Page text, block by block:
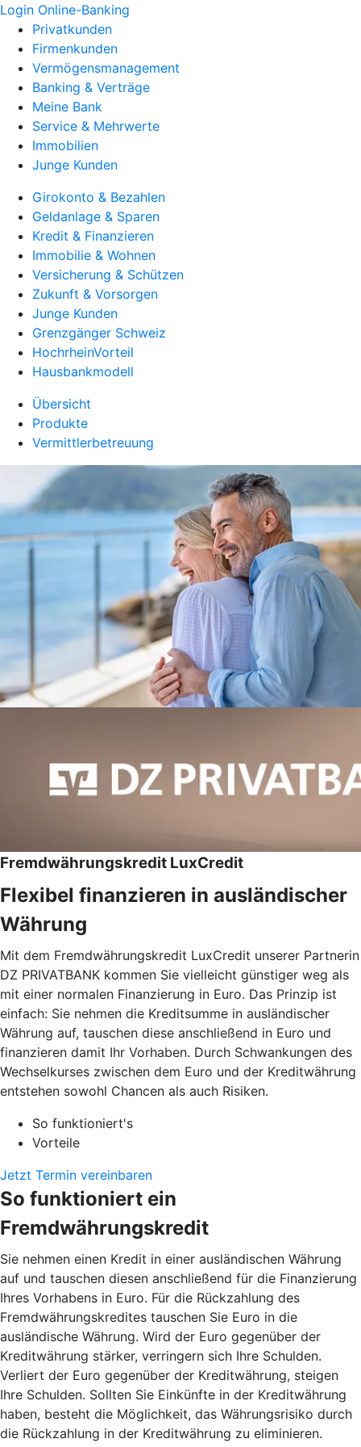
Login Online-Banking
Privatkunden
Firmenkunden
Vermögensmanagement
Banking & Verträge
Meine Bank
Service & Mehrwerte
Immobilien
Junge Kunden
Girokonto & Bezahlen
Geldanlage & Sparen
Kredit & Finanzieren
Immobilie & Wohnen
Versicherung & Schützen
Zukunft & Vorsorgen
Junge Kunden
Grenzgänger Schweiz
HochrheinVorteil
Hausbankmodell
Übersicht
Produkte
Vermittlerbetreuung
Fremdwährungskredit LuxCredit
Flexibel finanzieren in ausländischer
Währung
Mit dem Fremdwährungskredit LuxCredit unserer Partnerin
DZ PRIVATBANK kommen Sie vielleicht günstiger weg als
mit einer normalen Finanzierung in Euro. Das Prinzip ist
einfach: Sie nehmen die Kreditsumme in ausländischer
Währung auf, tauschen diese anschließend in Euro und
finanzieren damit Ihr Vorhaben. Durch Schwankungen des
Wechselkurses zwischen dem Euro und der Kreditwährung
entstehen sowohl Chancen als auch Risiken.
So funktioniert's
Vorteile
Jetzt Termin vereinbaren
So funktioniert ein
Fremdwährungskredit
Sie nehmen einen Kredit in einer ausländischen Währung
auf und tauschen diesen anschließend für die Finanzierung
Ihres Vorhabens in Euro. Für die Rückzahlung des
Fremdwährungskredites tauschen Sie Euro in die
ausländische Währung. Wird der Euro gegenüber der
Kreditwährung stärker, verringern sich Ihre Schulden.
Verliert der Euro gegenüber der Kreditwährung, steigen
Ihre Schulden. Sollten Sie Einkünfte in der Kreditwährung
haben, besteht die Möglichkeit, das Währungsrisiko durch
die Rückzahlung in der Kreditwährung zu eliminieren.